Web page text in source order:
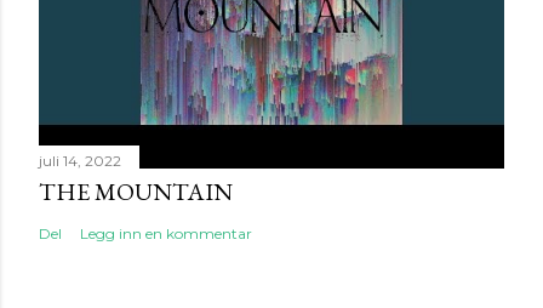
juli 14, 2022
THE MOUNTAIN
Del Legg inn en kommentar